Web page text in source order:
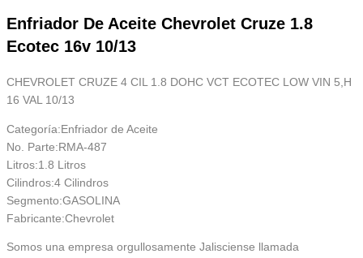
Enfriador De Aceite Chevrolet Cruze 1.8
Ecotec 16v 10/13
CHEVROLET CRUZE 4 CIL 1.8 DOHC VCT ECOTEC LOW VIN 5,H
16 VAL 10/13
Categoría:Enfriador de Aceite
No. Parte:RMA-487
Litros:1.8 Litros
Cilindros:4 Cilindros
Segmento:GASOLINA
Fabricante:Chevrolet
Somos una empresa orgullosamente Jalisciense llamada